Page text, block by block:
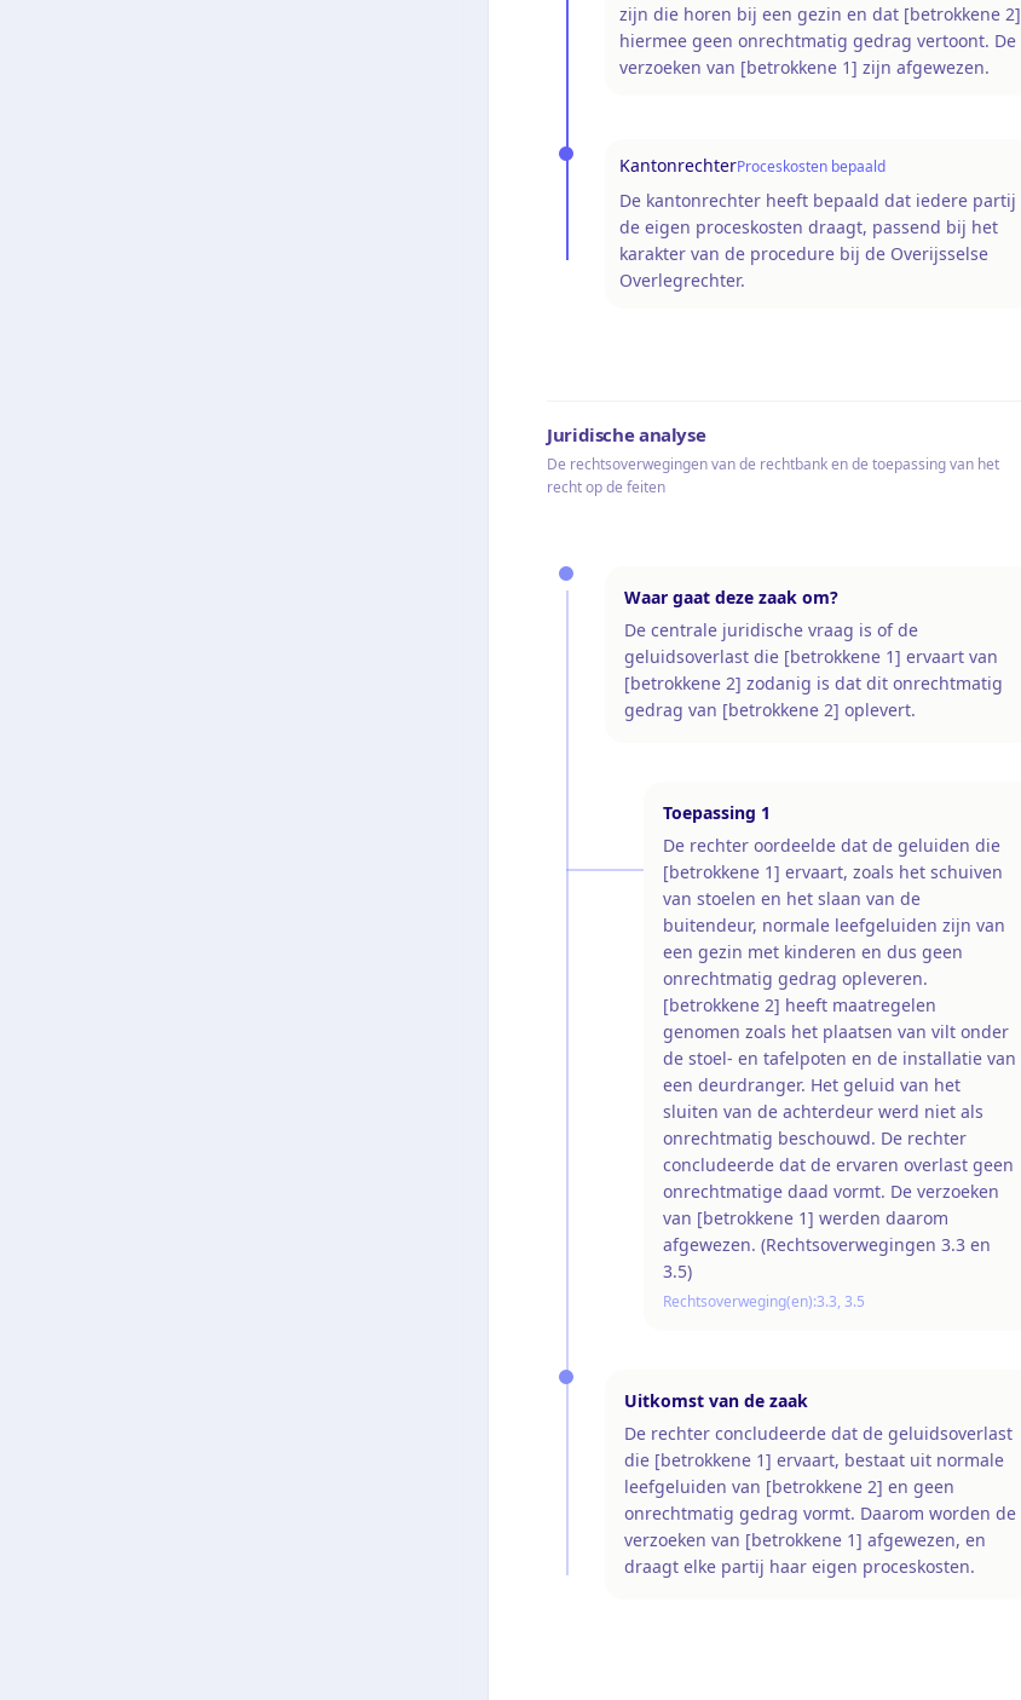
zijn die horen bij een gezin en dat [betrokkene 2]
hiermee geen onrechtmatig gedrag vertoont. De
verzoeken van [betrokkene 1] zijn afgewezen.
KantonrechterProceskosten bepaald
De kantonrechter heeft bepaald dat iedere partij
de eigen proceskosten draagt, passend bij het
karakter van de procedure bij de Overijsselse
Overlegrechter.
Juridische analyse
De rechtsoverwegingen van de rechtbank en de toepassing van het
recht op de feiten
Waar gaat deze zaak om?
De centrale juridische vraag is of de
geluidsoverlast die [betrokkene 1] ervaart van
[betrokkene 2] zodanig is dat dit onrechtmatig
gedrag van [betrokkene 2] oplevert.
Toepassing 1
De rechter oordeelde dat de geluiden die
[betrokkene 1] ervaart, zoals het schuiven
van stoelen en het slaan van de
buitendeur, normale leefgeluiden zijn van
een gezin met kinderen en dus geen
onrechtmatig gedrag opleveren.
[betrokkene 2] heeft maatregelen
genomen zoals het plaatsen van vilt onder
de stoel- en tafelpoten en de installatie van
een deurdranger. Het geluid van het
sluiten van de achterdeur werd niet als
onrechtmatig beschouwd. De rechter
concludeerde dat de ervaren overlast geen
onrechtmatige daad vormt. De verzoeken
van [betrokkene 1] werden daarom
afgewezen. (Rechtsoverwegingen 3.3 en
3.5)
Rechtsoverweging(en):3.3, 3.5
Uitkomst van de zaak
De rechter concludeerde dat de geluidsoverlast
die [betrokkene 1] ervaart, bestaat uit normale
leefgeluiden van [betrokkene 2] en geen
onrechtmatig gedrag vormt. Daarom worden de
verzoeken van [betrokkene 1] afgewezen, en
draagt elke partij haar eigen proceskosten.